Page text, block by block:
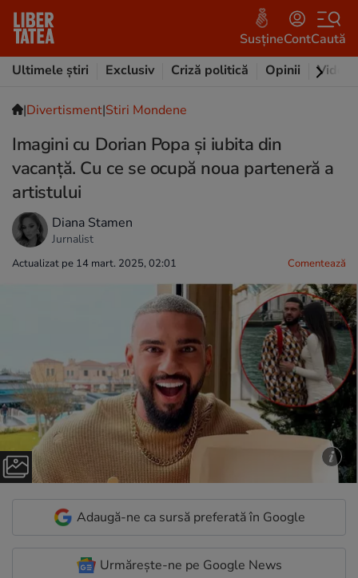
SusțineContCaută
Ultimele știri
Exclusiv Criză politică Opinii Video
|Divertisment|Stiri Mondene
Imagini cu Dorian Popa și iubita din
vacanță. Cu ce se ocupă noua parteneră a
artistului
Diana Stamen
Jurnalist
Actualizat pe 14 mart. 2025, 02:01 Comentează
Adaugă-ne ca sursă preferată în Google
Urmărește-ne pe Google News